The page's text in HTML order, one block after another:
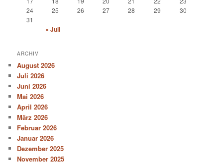
24
25 26 27 28 29
30
31
« Juli
ARCHIV
August 2026
Juli 2026
Juni 2026
Mai 2026
April 2026
März 2026
Februar 2026
Januar 2026
Dezember 2025
November 2025